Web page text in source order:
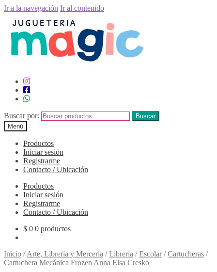
Ir a la navegación Ir al contenido
Buscar por:
Buscar
Menú
Productos
Iniciar sesión
Registrarme
Contacto / Ubicación
Productos
Iniciar sesión
Registrarme
Contacto / Ubicación
$ 0 0 productos
Inicio /Arte, Librería y Mercería /Librería /Escolar/Cartucheras /
Cartuchera Mecánica Frozen Anna Elsa Cresko